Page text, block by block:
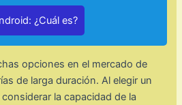
¿Cuál es?
opciones en el mercado de
de larga duración. Al elegir un
la capacidad de la